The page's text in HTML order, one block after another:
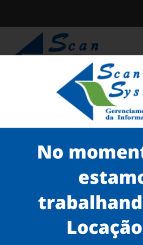
98184-5245
Scanner profissionais
scanner profissional fujitsu
scanners fujitsu A3 Itaim Bibi
Serviços